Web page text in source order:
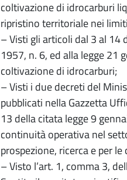
coltivazione di idrocarburi
ripristino territoriale nei
– Visti gli articoli dal 3 al 14
1957, n. 6, ed alla legge 21
coltivazione di idrocarburi;
– Visti i due decreti del
pubblicati nella Gazzetta
13 della citata legge 9
continuità operativa nel
prospezione, ricerca e per
– Visto l’art. 1, comma 3,